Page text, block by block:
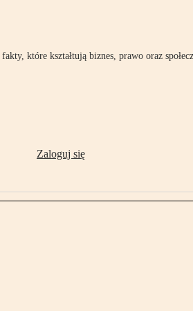
które kształtują biznes, prawo oraz
Zaloguj się